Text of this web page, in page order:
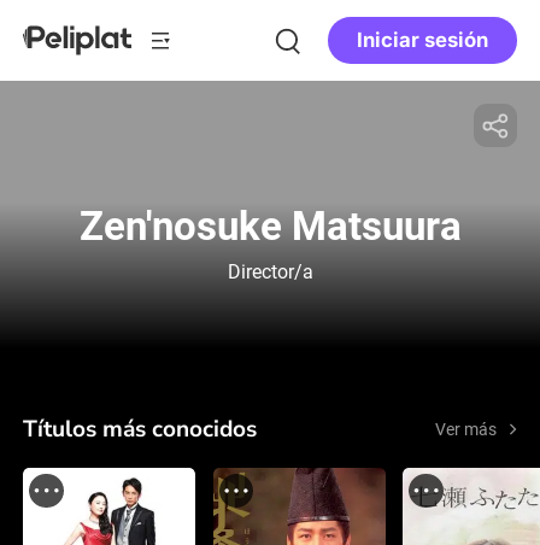
Iniciar sesión
Zen'nosuke Matsuura
Director/a
Títulos más conocidos Ver más